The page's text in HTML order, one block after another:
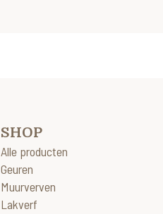
SHOP
Alle producten
Geuren
Muurverven
Lakverf